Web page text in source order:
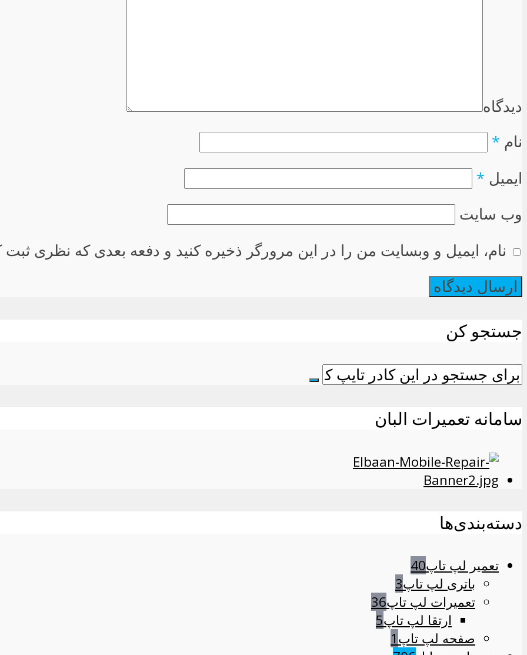
دیدگاه
نام *
ایمیل *
وب سایت
نام، ایمیل و وبسایت من را در این مرورگر ذخیره کنید و دفعه بعدی که نظری ثبت
جستجو کن
سامانه تعمیرات البان
دسته‌بندی‌ها
تعمیر لپ تاپ40
باتری لپ تاپ3
تعمیرات لپ تاپ36
ارتقا لپ تاپ5
صفحه لپ تاپ1